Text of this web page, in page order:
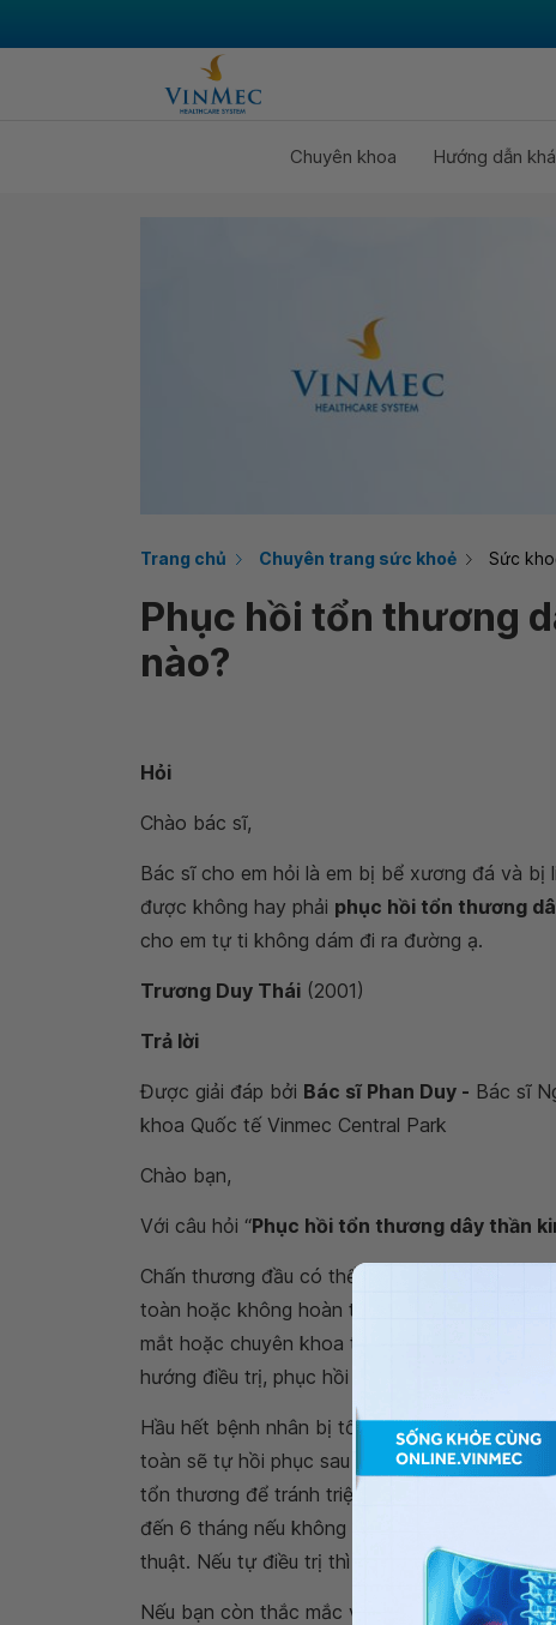
Chuyên khoa Hướng dẫn
Trang chủ Chuyên trang sức khoẻ Sức
Phục hồi tổn thương
nào?
Hỏi
Chào bác sĩ,
Bác sĩ cho em hỏi là em bị bể xương đá và
được không hay phải phục hồi tổn thương
cho em tự ti không dám đi ra đường ạ.
Trương Duy Thái (2001)
Trả lời
Được giải đáp bởi Bác sĩ Phan Duy - Bác sĩ
khoa Quốc tế Vinmec Central Park
Chào bạn,
Với câu hỏi “Phục hồi tổn thương dây thần
Chấn thương đầu có thể gây tổn thương thần
toàn hoặc không hoàn toàn. Trong trường
mắt hoặc chuyên khoa thần kinh để có đánh
hướng điều trị, phục hồi chức năng hiệu quả
Hầu hết bệnh nhân bị tổn thương thần kinh
toàn sẽ tự hồi phục sau 3 đến 6 tháng. Trong
tổn thương để tránh triệu chứng song thị, và
đến 6 tháng nếu không hồi phục, một số
thuật. Nếu tự điều trị thì bạn nên thăm khám
Nếu bạn còn thắc mắc về tổn thương dây